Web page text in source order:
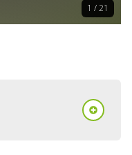
1 / 21